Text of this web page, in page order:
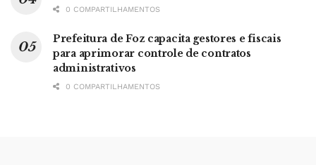
0 COMPARTILHAMENTOS
Prefeitura de Foz capacita gestores e fiscais
para aprimorar controle de contratos
administrativos
0 COMPARTILHAMENTOS